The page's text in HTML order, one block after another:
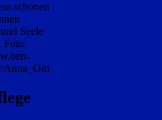
schönen
Seele
Foto:
Anna_Om